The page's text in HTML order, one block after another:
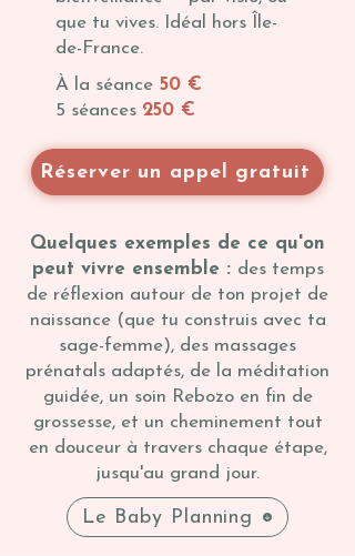
que tu vives. Idéal hors Île-
de-France.
À la séance 50 €
5 séances 250 €
Réserver un appel gratuit
Quelques exemples de ce qu'on
peut vivre ensemble : des temps
de réflexion autour de ton projet de
naissance (que tu construis avec ta
sage-femme), des massages
prénatals adaptés, de la méditation
guidée, un soin Rebozo en fin de
grossesse, et un cheminement tout
en douceur à travers chaque étape,
jusqu'au grand jour.
Le Baby Planning